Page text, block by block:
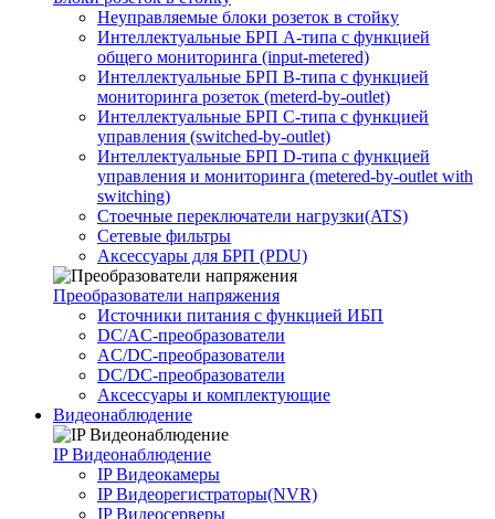
Неуправляемые блоки розеток в стойку
Интеллектуальные БРП А-типа с функцией
общего мониторинга (input-metered)
Интеллектуальные БРП B-типа с функцией
мониторинга розеток (meterd-by-outlet)
Интеллектуальные БРП C-типа с функцией
управления (switched-by-outlet)
Интеллектуальные БРП D-типа с функцией
управления и мониторинга (metered-by-outlet with
switching)
Стоечные переключатели нагрузки(ATS)
Сетевые фильтры
Аксессуары для БРП (PDU)
Преобразователи напряжения
Источники питания c функцией ИБП
DC/AC-преобразователи
AC/DC-преобразователи
DC/DC-преобразователи
Аксессуары и комплектующие
Видеонаблюдение
IP Видеонаблюдение
IP Видеокамеры
IP Видеорегистраторы(NVR)
IP Видеосерверы